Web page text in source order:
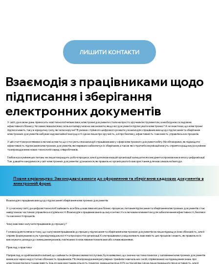
ЛИШИТИ КОНТАКТИ
Взаємодія з працівниками щодо
підписання і зберігання
електронних документів
У світі, де кожен день приносить нові технологічні виклики, електронні документи стали не просто зручним інструментом, а необхідною складовою
ефективного бізнесу. Чи замислювалися ви, скільки паперу можна зекономити, якщо всі документи підписувати електронно? А чи знаєте ви, що електронні
підписи мають таку ж юридичну силу, як і власноручні? В умовах стрімкого цифрового розвитку взаємодія з працівниками щодо підписання та зберігання
електронних документів набуває надзвичайної значущості. Це не лише про зручність, а й про безпеку, ефективність і законність управлінських процесів.
У цій статті ми розглянемо ключові аспекти, що стосуються взаємодії з працівниками у сфері електронного документообігу. Ми обговоримо, як підвищити
ефективність підписання електронних документів, які переваги забезпечує їх зберігання, а також які стратегії комунікації можуть сприяти кращому розумінню
та впровадженню нових технологій серед співробітників.
Глибоке розуміння цих питань не лише покращить робочі процеси, але й допоможе вашій організації залишатися конкурентоспроможною в епоху цифровізації.
Тож давайте зануримося у світ електронних документів і дізнаємося, як правильно організувати їх використання для максимальної вигоди.
Повне керівництво: Законодавчі вимоги до оформлення та зберігання кадрових документів в
електронній формі.
Взаємодія з працівниками щодо підписання і зберігання електронних документів
У сучасному світі, де цифрові технології займають все більш важливе місце в бізнес-процесах, питання підписання та зберігання електронних документів стає
невід'ємною частиною управлінської діяльності. Взаємодія з працівниками в цьому контексті є ключовим елементом для забезпечення ефективності, безпеки
та законності процесів.
Чому важливо залучати працівників до процесу?
Головна ідея полягає в тому, що залучення працівників до процесу підписання та зберігання електронних документів не лише підвищує їхню обізнаність, але й
сприяє формуванню культури відповідальності та прозорості в організації. Коли працівники усвідомлюють важливість цих процесів і знають, як правильно їх
виконувати, це веде до зменшення ризиків, пов'язаних із можливими помилками або зловживаннями.
Приклад з практики
Наприклад, в одній великій компанії, що займається фінансовими послугами, було виявлено, що значна частина помилок у заповненні електронних документів
виникала через недостатню обізнаність працівників. Після впровадження регулярних тренінгів і навчальних сесій, спрямованих на підвищення знань про
електронні підписи та важливість їхнього використання, кількість помилок зменшилася на 40% за три місяці. Це не лише підвищило продуктивність, але й